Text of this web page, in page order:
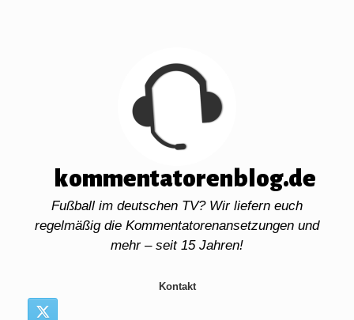
kommentatorenblog.de
Fußball im deutschen TV? Wir liefern euch
regelmäßig die Kommentatorenansetzungen und
mehr – seit 15 Jahren!
Kontakt